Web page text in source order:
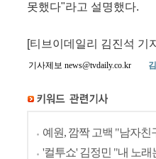
못했다"라고 설명했다.
[티브이데일리 김진석 기
기사제보 news@tvdaily.co.kr
예원, 깜짝 고백 "남자친
'컬투쇼' 김정민 "내 노